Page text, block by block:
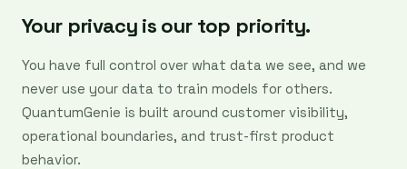
Your privacy is our top priority.
You have full control over what data we see, and we
never use your data to train models for others.
QuantumGenie is built around customer visibility,
operational boundaries, and trust-first product
behavior.